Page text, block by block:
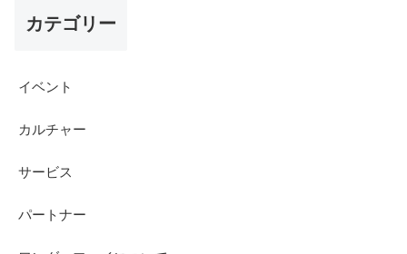
カテゴリー
イベント
カルチャー
サービス
パートナー